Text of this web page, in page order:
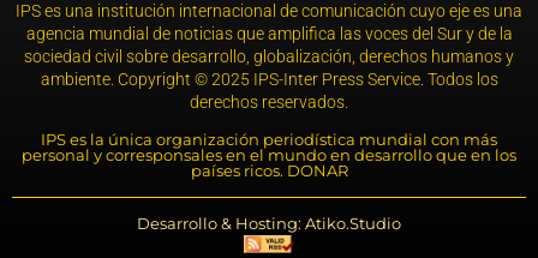
IPS es una institución internacional de comunicación cuyo eje es una
agencia mundial de noticias que amplifica las voces del Sur y de la
sociedad civil sobre desarrollo, globalización, derechos humanos y
ambiente. Copyright © 2025 IPS-Inter Press Service. Todos los
derechos reservados.
IPS es la única organización periodística mundial con más
personal y corresponsales en el mundo en desarrollo que en los
países ricos. DONAR
Desarrollo & Hosting: Atiko.Studio